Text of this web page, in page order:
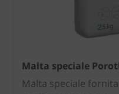
Malta speciale
Malta speciale